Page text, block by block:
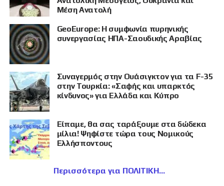
Μέση Ανατολή
GeoEurope: Η συμφωνία πυρηνικής
συνεργασίας ΗΠΑ-Σαουδικής Αραβίας
Συναγερμός στην Ουάσιγκτον για τα F-35
στην Τουρκία: «Σαφής και υπαρκτός
κίνδυνος» για Ελλάδα και Κύπρο
Είπαμε, θα σας ταράξουμε στα δώδεκα
μίλια! Ψηφίστε τώρα τους Νομικούς
Ελλήσποντους
Περισσότερα για ΠΟΛΙΤΙΚΗ